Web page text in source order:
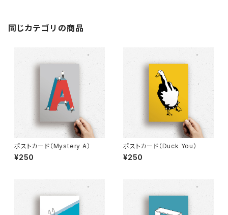
同じカテゴリの商品
ポストカード（Mystery A）
¥250
ポストカード（Duck You）
¥250